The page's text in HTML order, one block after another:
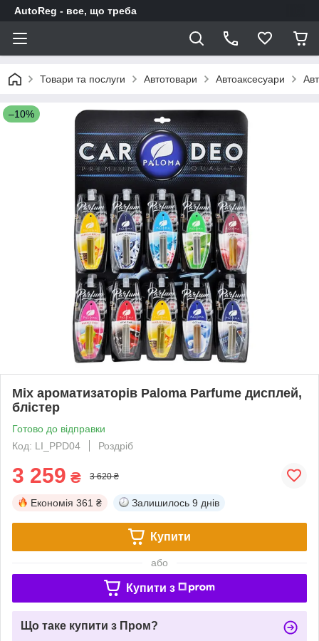
AutoReg - все, що треба
Товари та послуги Автотовари Автоаксесуари
–10%
Mix ароматизаторів Paloma Parfume дисплей,
блістер
Готово до відправки
Код: LI_PPD04
Роздріб
3 259 ₴ 3 620 ₴
Економія 361 ₴ Залишилось 9 днів
Купити
або
Купити з
Що таке купити з Пром?